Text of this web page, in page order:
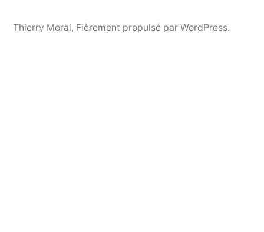
Thierry Moral, Fièrement propulsé par WordPress.